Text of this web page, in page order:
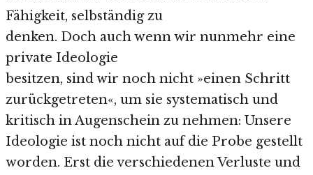
Fähigkeit, selbständig zu
denken. Doch auch wenn wir nunmehr eine
private Ideologie
besitzen, sind wir noch nicht »einen Schritt
zurückgetreten«, um sie systematisch und
kritisch in Augenschein zu nehmen: Unsere
Ideologie ist noch nicht auf die Probe gestellt
worden. Erst die verschiedenen Verluste und